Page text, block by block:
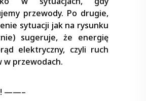
przewody. Po drugie,
sytuacji jak na rysunku
sugeruje, że energię
elektryczny, czyli ruch
przewodach.
——–